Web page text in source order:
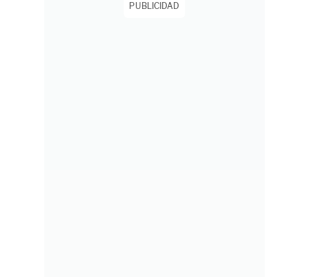
PUBLICIDAD